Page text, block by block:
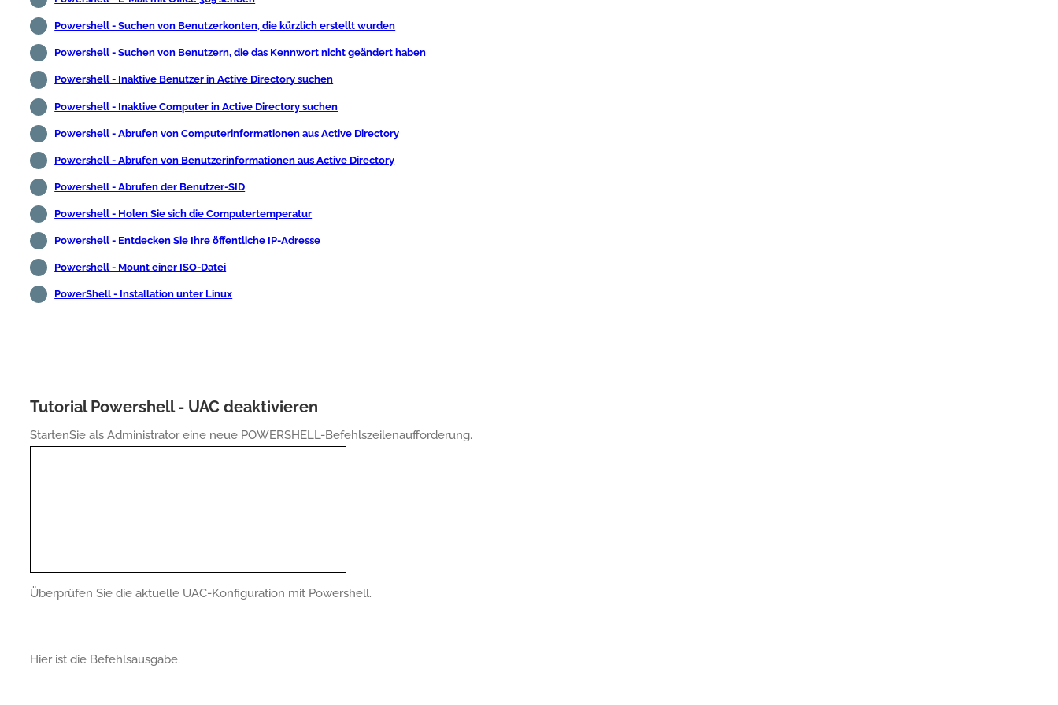
Powershell - Suchen von Benutzerkonten, die kürzlich erstellt wurden
Powershell - Suchen von Benutzern, die das Kennwort nicht geändert haben
Powershell - Inaktive Benutzer in Active Directory suchen
Powershell - Inaktive Computer in Active Directory suchen
Powershell - Abrufen von Computerinformationen aus Active Directory
Powershell - Abrufen von Benutzerinformationen aus Active Directory
Powershell - Abrufen der Benutzer-SID
Powershell - Holen Sie sich die Computertemperatur
Powershell - Entdecken Sie Ihre öffentliche IP-Adresse
Powershell - Mount einer ISO-Datei
PowerShell - Installation unter Linux
Tutorial Powershell - UAC deaktivieren
StartenSie als Administrator eine neue POWERSHELL-Befehlszeilenaufforderung.
Überprüfen Sie die aktuelle UAC-Konfiguration mit Powershell.
Hier ist die Befehlsausgabe.